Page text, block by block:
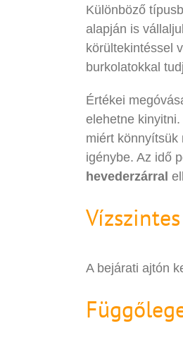
Különböző
alapján is
körültekintéssel
burkolatokkal
Értékei
elehetne
miért könnyítsük
igénybe. Az idő
hevederzárral
A bejárati ajtón